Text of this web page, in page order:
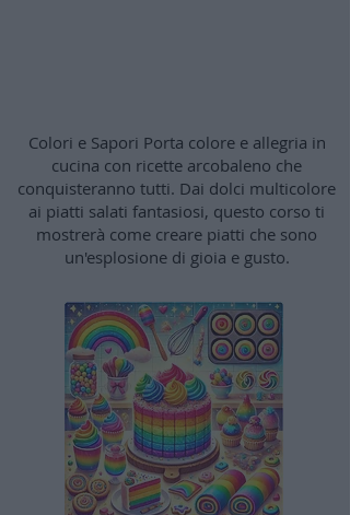
Colori e Sapori Porta colore e allegria in
cucina con ricette arcobaleno che
conquisteranno tutti. Dai dolci multicolore
ai piatti salati fantasiosi, questo corso ti
mostrerà come creare piatti che sono
un'esplosione di gioia e gusto.